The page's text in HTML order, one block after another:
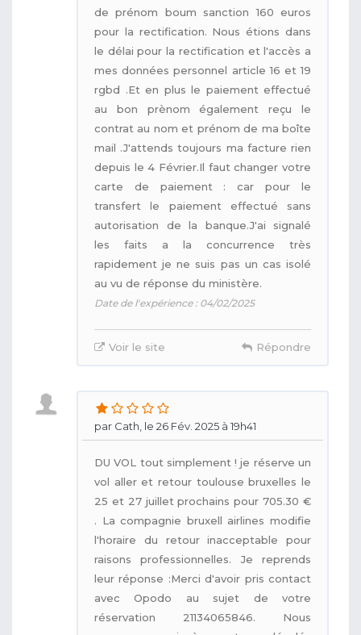
de prénom boum sanction 160 euros
pour la rectification. Nous étions dans
le délai pour la rectification et l'accès a
mes données personnel article 16 et 19
rgbd .Et en plus le paiement effectué
au bon prènom également reçu le
contrat au nom et prénom de ma boîte
mail .J'attends toujours ma facture rien
depuis le 4 Février.Il faut changer votre
carte de paiement : car pour le
transfert le paiement effectué sans
autorisation de la banque.J'ai signalé
les faits a la concurrence très
rapidement je ne suis pas un cas isolé
au vu de réponse du ministère.
Date de l'expérience : 04/02/2025
Voir le site Répondre
par Cath, le 26 Fév. 2025 à 19h41
DU VOL tout simplement ! je réserve un
vol aller et retour toulouse bruxelles le
25 et 27 juillet prochains pour 705.30 €
. La compagnie bruxell airlines modifie
l'horaire du retour inacceptable pour
raisons professionnelles. Je reprends
leur réponse :Merci d'avoir pris contact
avec Opodo au sujet de votre
réservation 21134065846. Nous